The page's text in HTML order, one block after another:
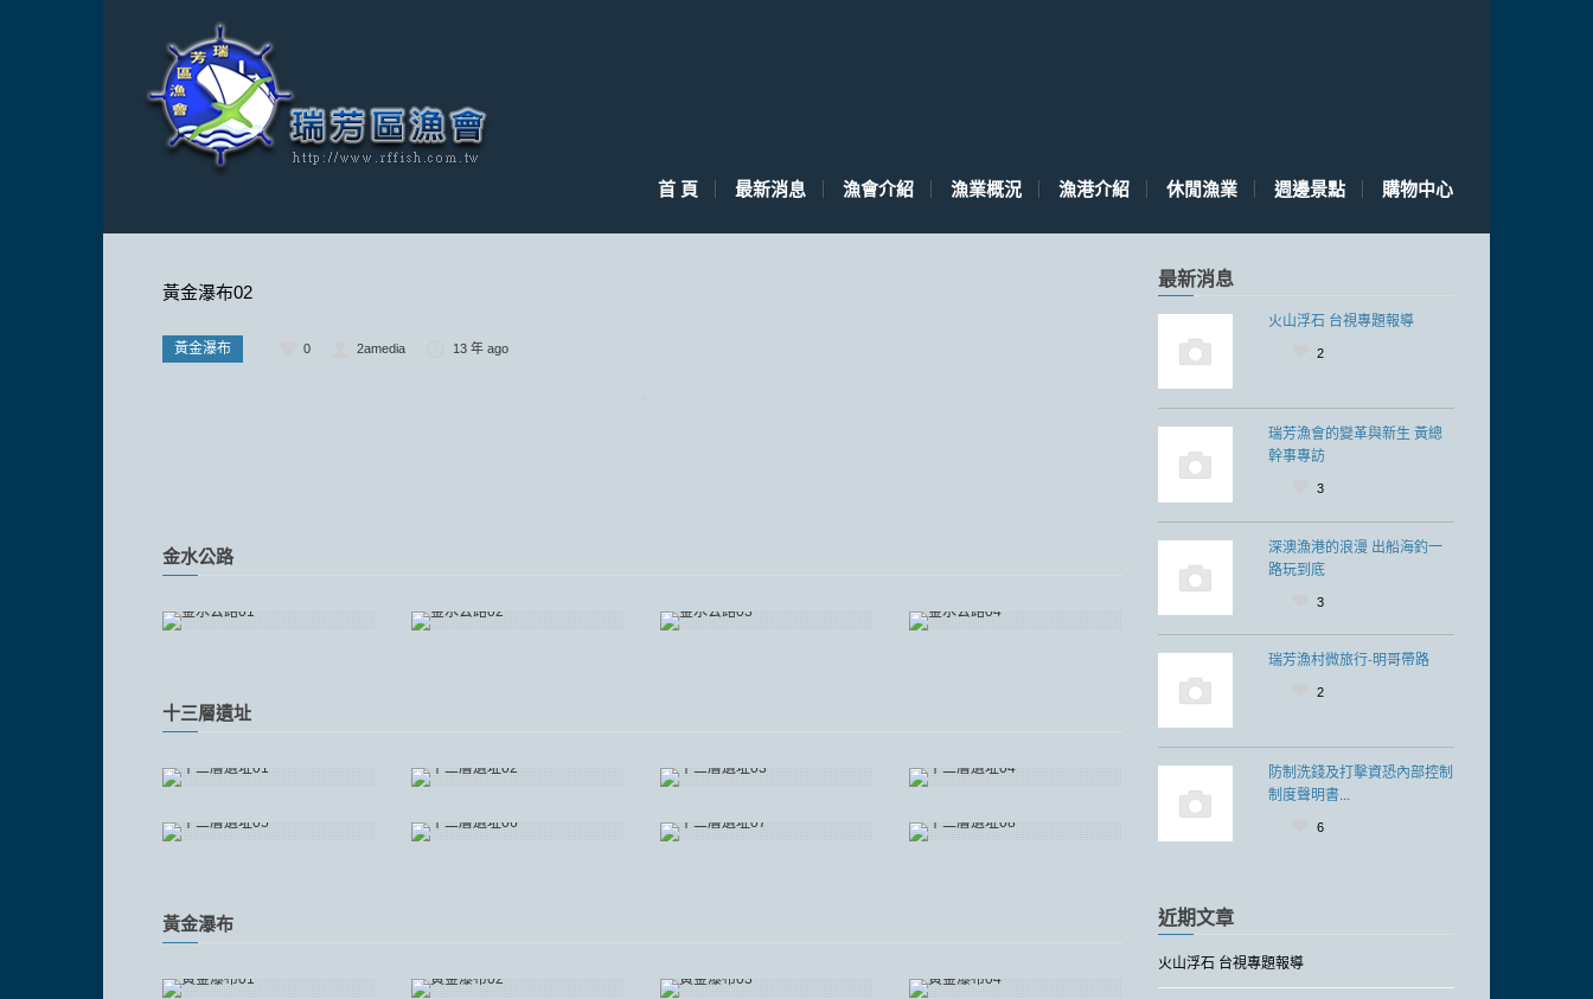
首 頁 最新消息 漁會介紹 漁業概況 漁港介紹 休閒漁業 週邊景點 購物中心
黃金瀑布02
黃金瀑布 0 2amedia 13 年 ago
金水公路
十三層遺址
黃金瀑布
最新消息
火山浮石 台視專題報導
2
瑞芳漁會的變革與新生 黃總
幹事專訪
3
深澳漁港的浪漫 出船海釣一
路玩到底
3
瑞芳漁村微旅行-明哥帶路
2
防制洗錢及打擊資恐內部控制
制度聲明書...
6
近期文章
火山浮石 台視專題報導